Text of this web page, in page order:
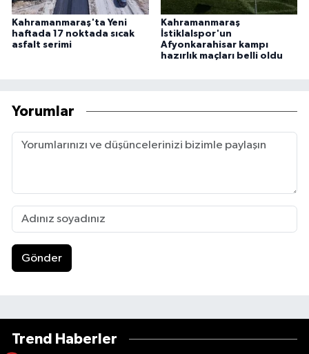
Kahramanmaraş'ta Yeni
haftada 17 noktada sıcak
asfalt serimi
Kahramanmaraş
İstiklalspor'un
Afyonkarahisar kampı
hazırlık maçları belli oldu
Yorumlar
Gönder
Trend Haberler